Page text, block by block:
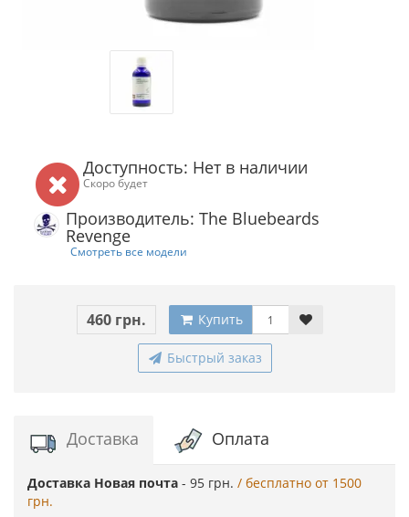
Доступность: Нет в наличии
Скоро будет
Производитель: The Bluebeards
Revenge
Смотреть все модели
460 грн. Купить
Быстрый заказ
Доставка Оплата
Доставка Новая почта - 95 грн. / бесплатно от 1500
грн.